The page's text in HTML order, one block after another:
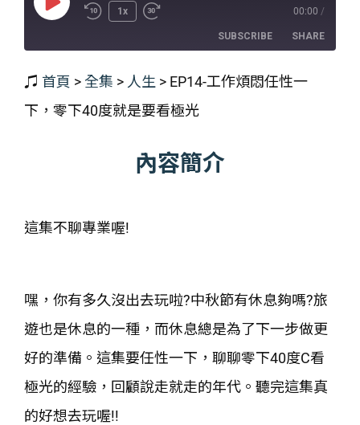
Play
1x 00:00 /
SUBSCRIBE SHARE
SHARE
LINK
♫ 首頁 > 全集 > 人生 > EP14-工作煩悶任性一
下，零下40度就是要看極光
內容簡介
這集不聊專業喔!
嘿，你有多久沒出去玩啦?中秋節有休息夠嗎?旅
遊也是休息的一種，而休息總是為了下一步做更
好的準備。這集要任性一下，聊聊零下40度C看
極光的經驗，回顧說走就走的年代。聽完這集真
的好想去玩喔!!